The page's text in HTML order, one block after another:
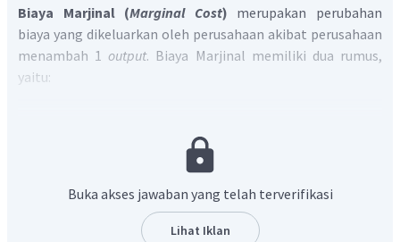
Biaya Marjinal (Marginal Cost) merupakan perubahan
biaya yang dikeluarkan oleh perusahaan akibat perusahaan
menambah 1output. Biaya Marjinal memiliki dua rumus,
yaitu:
Biaya Rata-Rata (Average Cost) merupakan rata-rata biaya
yang dikeluarkan oleh perusahaan untuk
output
. Biaya rata-rata memiliki, dua rumus,
Buka akses jawaban yang telah terverifikasi
Lihat Iklan